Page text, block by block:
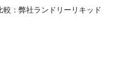
：弊社ランドリーリキッド